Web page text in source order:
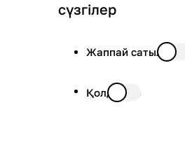
сүзгілер
Жаппай сатылымда
Қолда бар